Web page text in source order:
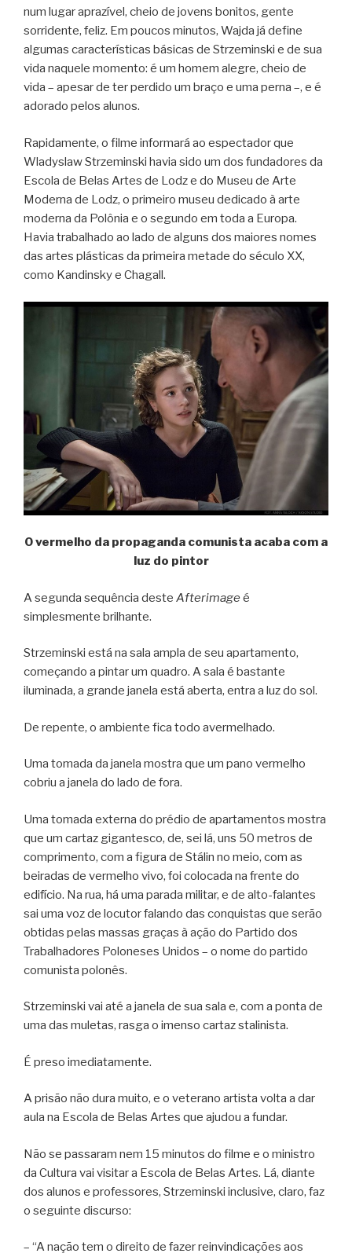
num lugar aprazível, cheio de jovens bonitos, gente
sorridente, feliz. Em poucos minutos, Wajda já define
algumas características básicas de Strzeminski e de sua
vida naquele momento: é um homem alegre, cheio de
vida – apesar de ter perdido um braço e uma perna –, e é
adorado pelos alunos.
Rapidamente, o filme informará ao espectador que
Wladyslaw Strzeminski havia sido um dos fundadores da
Escola de Belas Artes de Lodz e do Museu de Arte
Moderna de Lodz, o primeiro museu dedicado à arte
moderna da Polônia e o segundo em toda a Europa.
Havia trabalhado ao lado de alguns dos maiores nomes
das artes plásticas da primeira metade do século XX,
como Kandinsky e Chagall.
O vermelho da propaganda comunista acaba com a
luz do pintor
A segunda sequência deste Afterimage é
simplesmente brilhante.
Strzeminski está na sala ampla de seu apartamento,
começando a pintar um quadro. A sala é bastante
iluminada, a grande janela está aberta, entra a luz do sol.
De repente, o ambiente fica todo avermelhado.
Uma tomada da janela mostra que um pano vermelho
cobriu a janela do lado de fora.
Uma tomada externa do prédio de apartamentos mostra
que um cartaz gigantesco, de, sei lá, uns 50 metros de
comprimento, com a figura de Stálin no meio, com as
beiradas de vermelho vivo, foi colocada na frente do
edifício. Na rua, há uma parada militar, e de alto-falantes
sai uma voz de locutor falando das conquistas que serão
obtidas pelas massas graças à ação do Partido dos
Trabalhadores Poloneses Unidos – o nome do partido
comunista polonês.
Strzeminski vai até a janela de sua sala e, com a ponta de
uma das muletas, rasga o imenso cartaz stalinista.
É preso imediatamente.
A prisão não dura muito, e o veterano artista volta a dar
aula na Escola de Belas Artes que ajudou a fundar.
Não se passaram nem 15 minutos do filme e o ministro
da Cultura vai visitar a Escola de Belas Artes. Lá, diante
dos alunos e professores, Strzeminski inclusive, claro, faz
o seguinte discurso:
– “A nação tem o direito de fazer reinvindicações aos